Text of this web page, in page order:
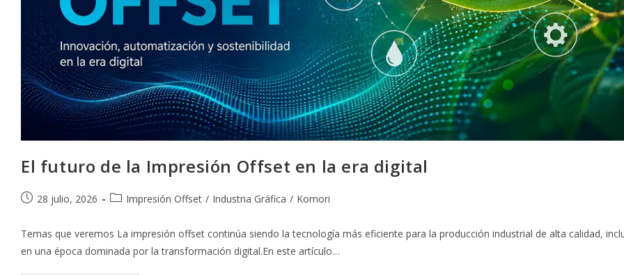
El futuro de la Impresión Offset en la era digital
Publicación
la
entrada:
28 julio, 2026
Categoría
entrada:
Impresión Offset / Industria Gráfica / Komori
Temas que veremos La impresión offset continúa siendo la tecnología más eficiente para la producción industrial de alta calidad,
en una época dominada por la transformación digital.En este artículo…